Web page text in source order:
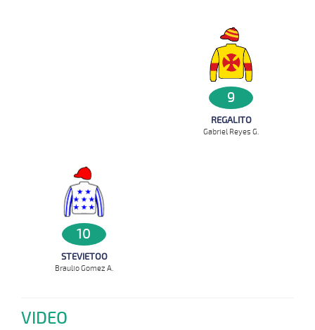
9
REGALITO
Gabriel Reyes G.
10
STEVIETOO
Braulio Gomez A.
VIDEO